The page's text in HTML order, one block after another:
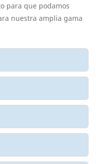
para que podamos
nuestra amplia gama